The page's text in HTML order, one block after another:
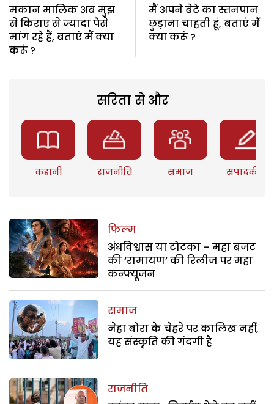
मकान मालिक अब मुझ
से किराए से ज्यादा पैसे
मांग रहे हैं, बताएं मैं क्या
करूं ?
मैं अपने बेटे का स्तनपान
छुड़ाना चाहती हूं, बताएं मैं
क्या करूं ?
सरिता से और
कहानी राजनीति समाज संपादकीय
फिल्म
अंधविश्वास या टोटका – महा बजट
की ‘रामायण’ की रिलीज पर महा
कन्फ्यूजन
समाज
नेहा बोरा के चेहरे पर कालिख नहीं,
यह संस्कृति की गंदगी है
राजनीति